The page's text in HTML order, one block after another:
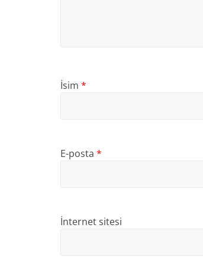
İsim *
E-posta *
İnternet sitesi